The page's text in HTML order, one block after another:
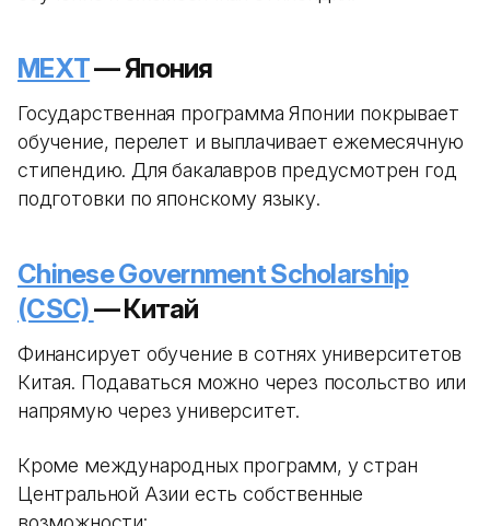
MEXT— Япония
Государственная программа Японии покрывает
обучение, перелет и выплачивает ежемесячную
стипендию. Для бакалавров предусмотрен год
подготовки по японскому языку.
Chinese Government Scholarship
(CSC)— Китай
Финансирует обучение в сотнях университетов
Китая. Подаваться можно через посольство или
напрямую через университет.
Кроме международных программ, у стран
Центральной Азии есть собственные